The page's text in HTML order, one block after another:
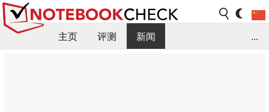
主页 评测
新闻
...